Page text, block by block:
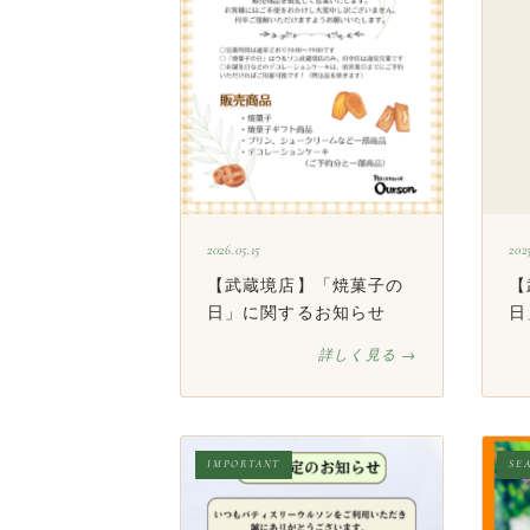
2026.05.15
【武蔵境店】「焼菓子の
日」に関するお知らせ
詳しく見る →
IMPORTANT